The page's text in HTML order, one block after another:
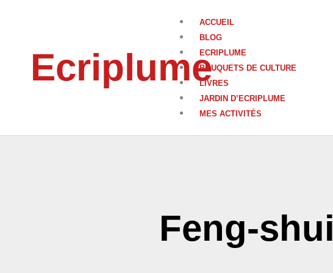
Ecriplume
ACCUEIL
BLOG
ECRIPLUME
BOUQUETS DE CULTURE
LIVRES
JARDIN D’ECRIPLUME
MES ACTIVITÉS
Feng-shui